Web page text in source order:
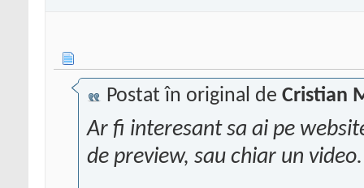
Postat în original de Cristian
Ar fi interesant sa ai pe
de preview, sau chiar un video.